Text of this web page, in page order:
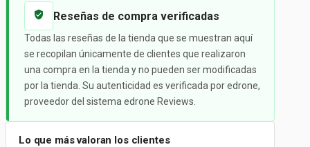
Reseñas de compra verificadas
Todas las reseñas de la tienda que se muestran aquí
se recopilan únicamente de clientes que realizaron
una compra en la tienda y no pueden ser modificadas
por la tienda. Su autenticidad es verificada por edrone,
proveedor del sistema edrone Reviews.
Lo que más valoran los clientes